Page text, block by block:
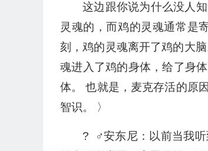
这边跟你说为什么没人
灵魂的，而鸡的灵魂通常是
刻，鸡的灵魂离开了鸡的大
魂进入了鸡的身体，给了身
体。 也就是，麦克存活的原
智识。 〉
? ‍ ♂️安东尼：以前当我